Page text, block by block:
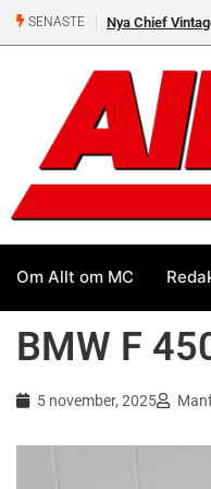
SENASTE Nya Chief
Om Allt om MC
BMW F
5 november, 2025